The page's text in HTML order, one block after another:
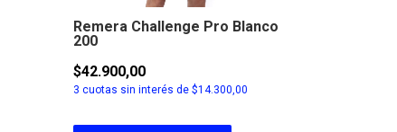
Remera Challenge Pro Blanco
200
$42.900,00
3 cuotas sin interés de $14.300,00